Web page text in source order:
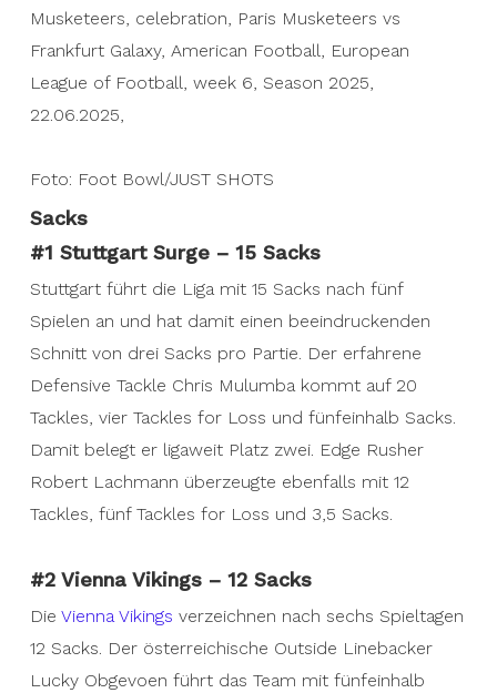
Musketeers, celebration, Paris Musketeers vs
Frankfurt Galaxy, American Football, European
League of Football, week 6, Season 2025,
22.06.2025,
Foto: Foot Bowl/JUST SHOTS
Sacks
#1 Stuttgart Surge – 15 Sacks
Stuttgart führt die Liga mit 15 Sacks nach fünf
Spielen an und hat damit einen beeindruckenden
Schnitt von drei Sacks pro Partie. Der erfahrene
Defensive Tackle Chris Mulumba kommt auf 20
Tackles, vier Tackles for Loss und fünfeinhalb Sacks.
Damit belegt er ligaweit Platz zwei. Edge Rusher
Robert Lachmann überzeugte ebenfalls mit 12
Tackles, fünf Tackles for Loss und 3,5 Sacks.
#2 Vienna Vikings – 12 Sacks
Die Vienna Vikings verzeichnen nach sechs Spieltagen
12 Sacks. Der österreichische Outside Linebacker
Lucky Obgevoen führt das Team mit fünfeinhalb